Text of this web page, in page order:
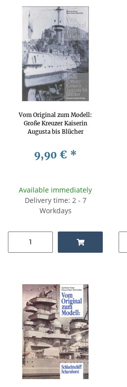
Vom Original zum Modell:
Große Kreuzer Kaiserin
Augusta bis Blücher
9,90 € *
Available immediately
Delivery time: 2 - 7
Workdays